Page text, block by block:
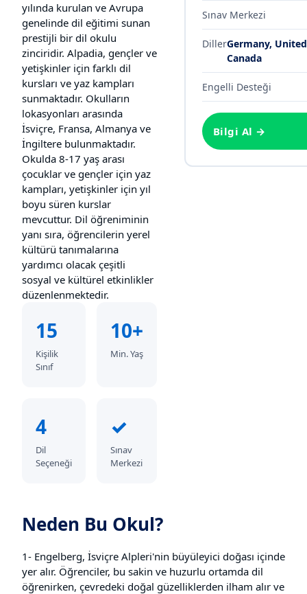
yılında kurulan ve Avrupa
genelinde dil eğitimi sunan
prestijli bir dil okulu
zinciridir. Alpadia, gençler ve
yetişkinler için farklı dil
kursları ve yaz kampları
sunmaktadır. Okulların
lokasyonları arasında
İsviçre, Fransa, Almanya ve
İngiltere bulunmaktadır.
Okulda 8-17 yaş arası
çocuklar ve gençler için yaz
kampları, yetişkinler için yıl
boyu süren kurslar
mevcuttur. Dil öğreniminin
yanı sıra, öğrencilerin yerel
kültürü tanımalarına
yardımcı olacak çeşitli
sosyal ve kültürel etkinlikler
düzenlenmektedir.
15
Kişilik
Sınıf
10+
Min. Yaş
4
Dil
Seçeneği
✓
Sınav
Merkezi
Sınav Merkezi
DillerGermany,
Canada
Engelli Desteği
Bilgi Al →
Neden Bu Okul?
1- Engelberg, İsviçre Alpleri'nin büyüleyici doğası içinde
yer alır. Öğrenciler, bu sakin ve huzurlu ortamda dil
öğrenirken, çevredeki doğal güzelliklerden ilham alır ve